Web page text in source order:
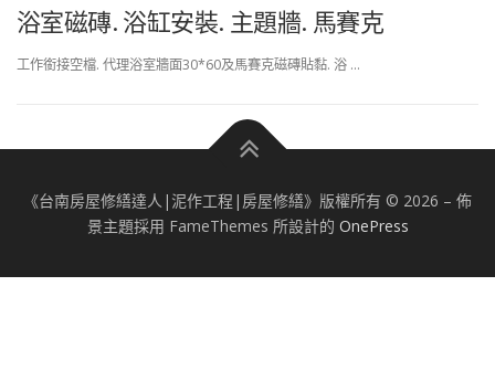
浴室磁磚. 浴缸安裝. 主題牆. 馬賽克
工作銜接空檔. 代理浴室牆面30*60及馬賽克磁磚貼黏. 浴 …
《台南房屋修繕達人|泥作工程|房屋修繕》版權所有 © 2026 – 佈
景主題採用 FameThemes 所設計的 OnePress